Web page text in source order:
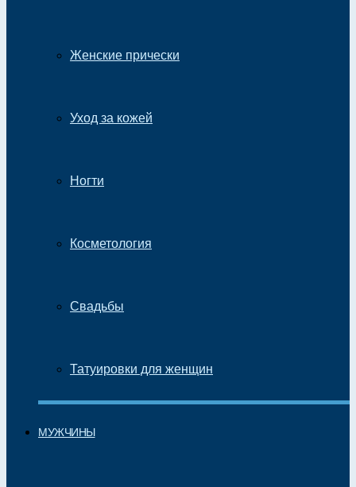
Женские прически
Уход за кожей
Ногти
Косметология
Свадьбы
Татуировки для женщин
МУЖЧИНЫ